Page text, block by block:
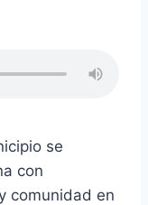
se
con
comunidad en